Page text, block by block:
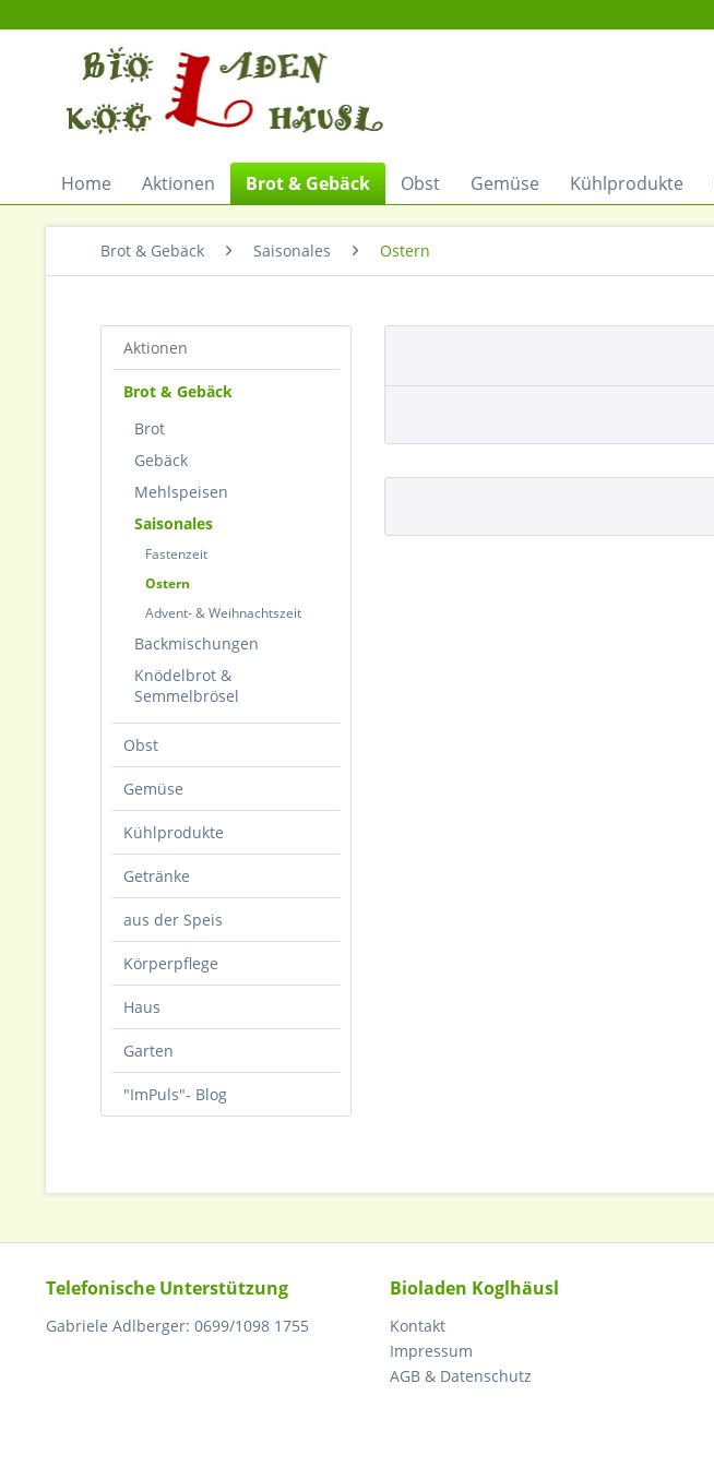
Home Aktionen Brot & Gebäck Obst Gemüse Kühlprodukte
Brot & Gebäck Saisonales Ostern
Aktionen
Brot & Gebäck
Brot
Gebäck
Mehlspeisen
Saisonales
Fastenzeit
Ostern
Advent- & Weihnachtszeit
Backmischungen
Knödelbrot &
Semmelbrösel
Obst
Gemüse
Kühlprodukte
Getränke
aus der Speis
Körperpflege
Haus
Garten
"ImPuls"- Blog
Telefonische Unterstützung
Gabriele Adlberger: 0699/1098 1755
Bioladen Koglhäusl
Kontakt
Impressum
AGB & Datenschutz